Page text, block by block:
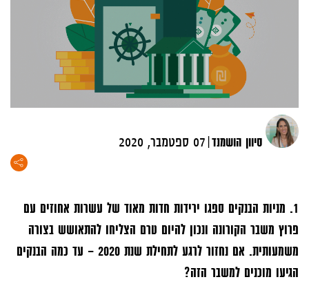
סיוון הושמנד|07 ספטמבר, 2020
1. מניות הבנקים ספגו ירידות חדות מאוד של עשרות אחוזים עם
פרוץ משבר הקורונה ונכון להיום טרם הצליחו להתאושש בצורה
משמעותית. אם נחזור לרגע לתחילת שנת 2020 – עד כמה הבנקים
הגיעו מוכנים למשבר הזה?